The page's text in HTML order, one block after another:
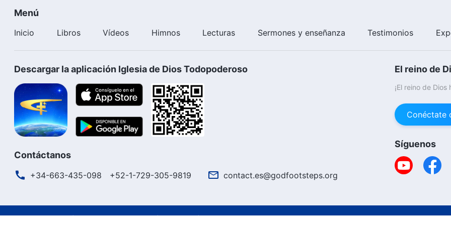
Menú
Inicio Libros Vídeos Himnos Lecturas Sermones y enseñanza Testimonios
Descargar la aplicación Iglesia de Dios Todopoderoso
Contáctanos
+34-663-435-098 +52-1-729-305-9819 contact.es@godfootsteps.org
El reino de
¡El reino de
Conéctate
Síguenos